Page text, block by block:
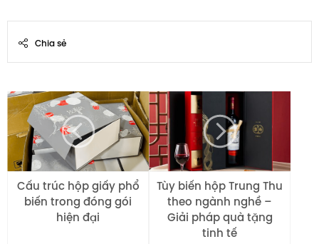
Chia sẻ
Cấu trúc hộp giấy phổ
biến trong đóng gói
hiện đại
Tùy biến hộp Trung Thu
theo ngành nghề –
Giải pháp quà tặng
tinh tế